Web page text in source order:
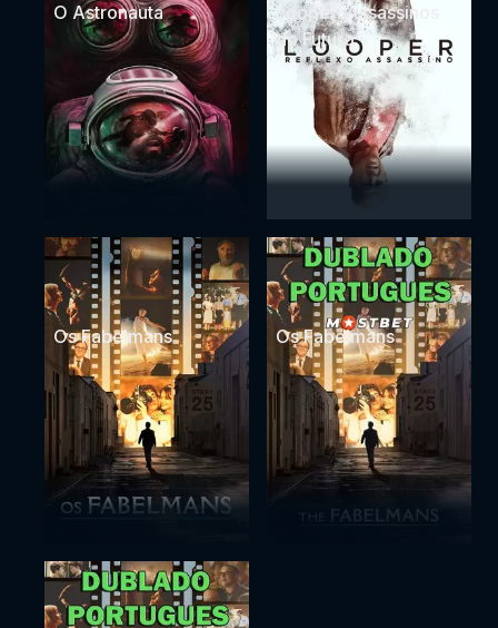
O Astronauta
Looper: Assassinos
do Futuro
Os Fabelmans Os Fabelmans